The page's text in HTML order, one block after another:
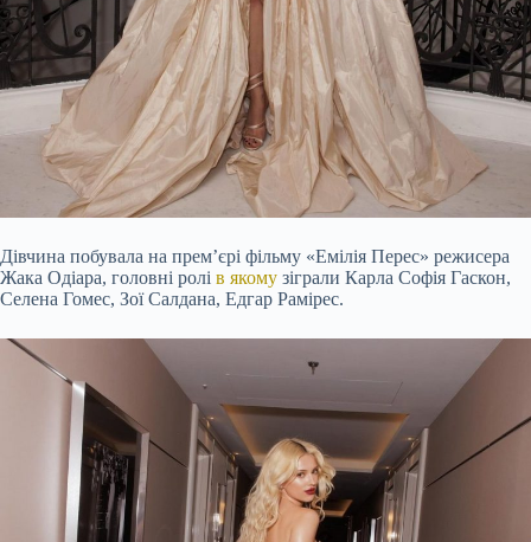
Дівчина побувала на прем’єрі фільму «Емілія Перес» режисера
Жака Одіара, головні ролі в якому зіграли Карла Софія Гаскон,
Селена Гомес, Зої Салдана, Едгар Рамірес.